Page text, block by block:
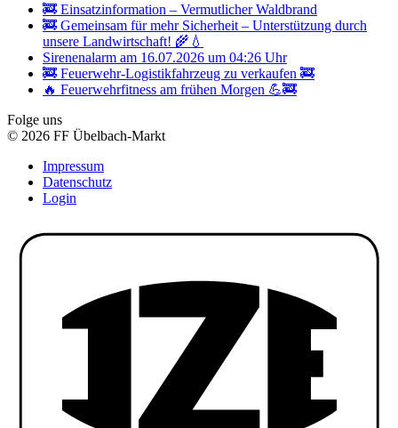
🚒 Einsatzinformation – Vermutlicher Waldbrand
🚒 Gemeinsam für mehr Sicherheit – Unterstützung durch
unsere Landwirtschaft! 🌾💧
Sirenenalarm am 16.07.2026 um 04:26 Uhr
🚒 Feuerwehr-Logistikfahrzeug zu verkaufen 🚒
🔥 Feuerwehrfitness am frühen Morgen 💪🚒
Folge uns
© 2026 FF Übelbach-Markt
Impressum
Datenschutz
Login